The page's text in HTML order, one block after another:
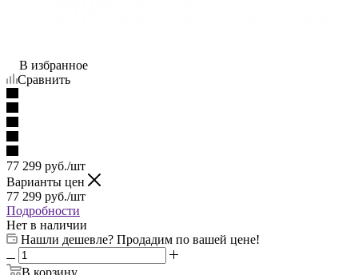
В избранное
Сравнить
77 299 руб./шт
Варианты цен
77 299 руб./шт
Подробности
Нет в наличии
Нашли дешевле? Продадим по вашей цене!
В корзину